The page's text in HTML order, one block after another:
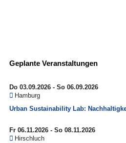
Geplante Veranstaltungen
Do 03.09.2026 - So 06.09.2026
Hamburg
Urban Sustainability Lab:
Fr 06.11.2026 - So 08.11.2026
Hirschluch